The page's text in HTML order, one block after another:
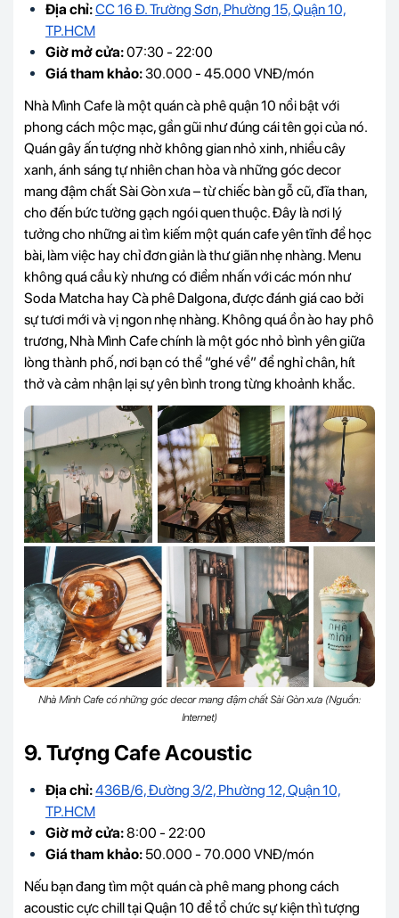
Địa chỉ:CC 16 Đ. Trường Sơn, Phường 15, Quận 10,
TP.HCM
Giờ mở cửa:07:30 - 22:00
Giá tham khảo:30.000 - 45.000 VNĐ/món
Nhà Mình Cafe là một quán cà phê quận 10 nổi bật với
phong cách mộc mạc, gần gũi như đúng cái tên gọi của nó.
Quán gây ấn tượng nhờ không gian nhỏ xinh, nhiều cây
xanh, ánh sáng tự nhiên chan hòa và những góc decor
mang đậm chất Sài Gòn xưa – từ chiếc bàn gỗ cũ, đĩa than,
cho đến bức tường gạch ngói quen thuộc. Đây là nơi lý
tưởng cho những ai tìm kiếm một quán cafe yên tĩnh để học
bài, làm việc hay chỉ đơn giản là thư giãn nhẹ nhàng. Menu
không quá cầu kỳ nhưng có điểm nhấn với các món như
Soda Matcha hay Cà phê Dalgona, được đánh giá cao bởi
sự tươi mới và vị ngon nhẹ nhàng. Không quá ồn ào hay phô
trương, Nhà Mình Cafe chính là một góc nhỏ bình yên giữa
lòng thành phố, nơi bạn có thể “ghé về” để nghỉ chân, hít
thở và cảm nhận lại sự yên bình trong từng khoảnh khắc.
Nhà Mình Cafe có những góc decor mang đậm chất Sài Gòn xưa (Nguồn:
Internet)
9. Tượng Cafe Acoustic
Địa chỉ:436B/6, Đường 3/2, Phường 12, Quận 10,
TP.HCM
Giờ mở cửa:8:00 - 22:00
Giá tham khảo: 50.000 - 70.000 VNĐ/món
Nếu bạn đang tìm một quán cà phê mang phong cách
acoustic cực chill tại Quận 10 để tổ chức sự kiện thì tượng